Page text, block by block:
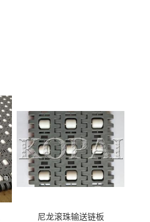
尼龙滚珠输送链板